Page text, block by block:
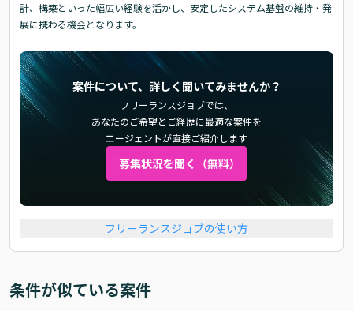
計、構築といった幅広い経験を活かし、安定したシステム基盤の維持・発
展に携わる機会となります。
案件について、詳しく聞いてみませんか？
フリーランスジョブでは、
あなたのご希望とご経歴に最適な案件を
エージェントが直接ご紹介します
募集状況を聞く（無料）
フリーランスジョブの使い方
条件が似ている案件